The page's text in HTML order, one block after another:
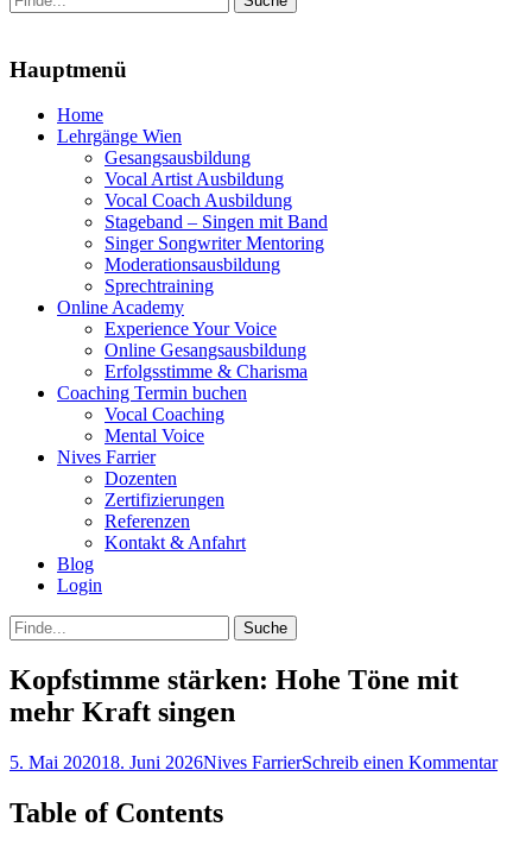
nach:
Hauptmenü
Zum
Inhalt
Home
Lehrgänge Wien
Gesangsausbildung
Vocal Artist Ausbildung
Vocal Coach Ausbildung
Stageband – Singen mit Band
Singer Songwriter Mentoring
Moderationsausbildung
Sprechtraining
Online Academy
Experience Your Voice
Online Gesangsausbildung
Erfolgsstimme & Charisma
Coaching Termin buchen
Vocal Coaching
Mental Voice
Nives Farrier
Dozenten
Zertifizierungen
Referenzen
Kontakt & Anfahrt
Blog
Login
bei
der
Suche
Suche
nach:
Kopfstimme stärken: Hohe Töne mit
mehr Kraft singen
Posted
5. Mai 202018. Juni 2026Autor
Nives FarrierSchreib einen Kommentar
Table of Contents